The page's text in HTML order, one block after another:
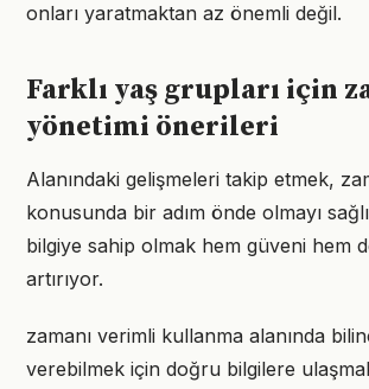
onları yaratmaktan az önemli değil.
Farklı yaş grupları için
yönetimi önerileri
Alanındaki gelişmeleri takip etmek,
konusunda bir adım önde olmayı
bilgiye sahip olmak hem güveni hem
artırıyor.
zamanı verimli kullanma alanında
verebilmek için doğru bilgilere